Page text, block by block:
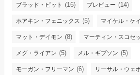
ブラッド・ピット (16) プレビュー (14)
ホアキン・フェニックス (5) マイケル・ケ
マット・デイモン (8) マーティン・スコセ
メグ・ライアン (5) メル・ギブソン (5)
モーガン・フリーマン (6) リーサル・ウェ